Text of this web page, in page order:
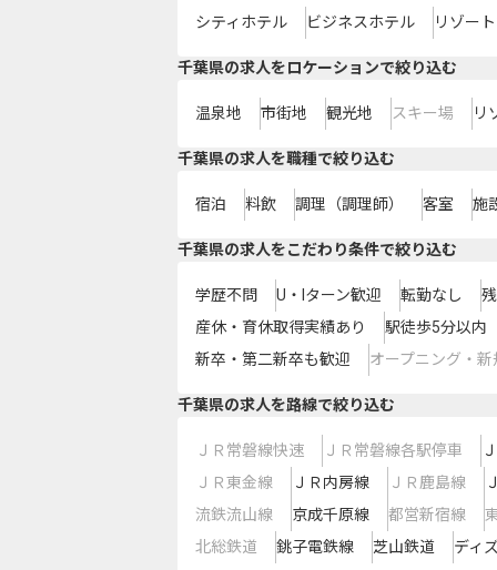
シティホテル ビジネスホテル リゾー
千葉県の求人をロケーションで絞り込む
温泉地 市街地 観光地 スキー場 リ
千葉県の求人を職種で絞り込む
宿泊 料飲 調理（調理師） 客室 施
千葉県の求人をこだわり条件で絞り込む
学歴不問 U・Iターン歓迎 転勤なし
産休・育休取得実績あり
駅徒歩5分以内
新卒・第二新卒も歓迎
オープニング・新
千葉県の求人を路線で絞り込む
ＪＲ常磐線快速 ＪＲ常磐線各駅停車
ＪＲ東金線
ＪＲ内房線 ＪＲ鹿島線
流鉄流山線
京成千原線 都営新宿線
北総鉄道
銚子電鉄線 芝山鉄道 ディ